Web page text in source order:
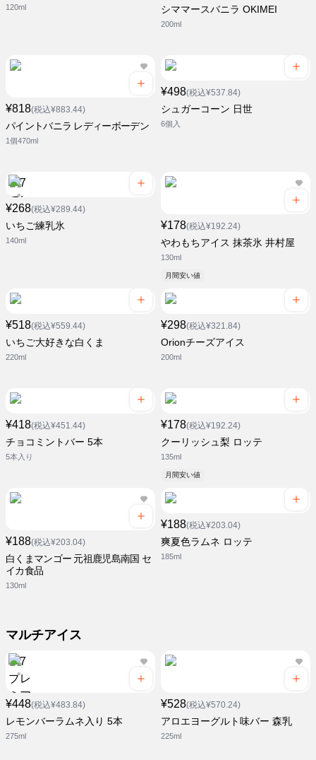
120ml シママースバニラ OKIMEI
200ml
¥818(税込¥883.44)
パイントバニラ レディーボーデン
1個470ml
¥498(税込¥537.84)
シュガーコーン 日世
6個入
¥268(税込¥289.44)
いちご練乳氷
140ml
¥178(税込¥192.24)
やわもちアイス 抹茶氷 井村屋
130ml
月間安い値
¥518(税込¥559.44)
いちご大好きな白くま
220ml
¥298(税込¥321.84)
Orionチーズアイス
200ml
¥418(税込¥451.44)
チョコミントバー 5本
5本入り
¥178(税込¥192.24)
クーリッシュ梨 ロッテ
135ml
月間安い値
¥188(税込¥203.04)
白くまマンゴー 元祖鹿児島南国 セ
イカ食品
130ml
¥188(税込¥203.04)
爽夏色ラムネ ロッテ
185ml
マルチアイス
¥448(税込¥483.84)
レモンバーラムネ入り 5本
275ml
¥528(税込¥570.24)
アロエヨーグルト味バー 森乳
225ml